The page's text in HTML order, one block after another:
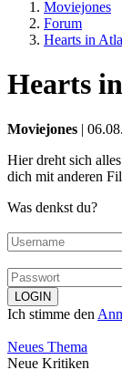
Moviejones
Forum
Hearts in
Hearts
Moviejones |
Hier dreht sich
dich mit anderen
Was denkst du?
Ich stimme den
Neues Thema
Neue Kritiken